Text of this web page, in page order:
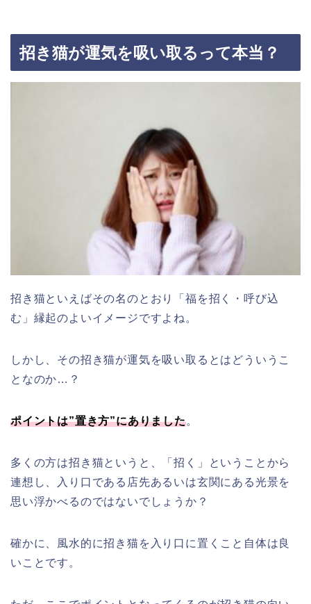
招き猫が運気を吸い取るって本当？
招き猫といえばその名のとおり「福を招く・呼び込
む」縁起のよいイメージですよね。
しかし、その招き猫が運気を吸い取るとはどういうこ
となのか…？
ポイントは”置き方”にありました。
多くの方は招き猫というと、「招く」ということから
連想し、入り口である店先あるいは玄関にある光景を
思い浮かべるのではないでしょうか？
確かに、風水的に招き猫を入り口に置くこと自体は良
いことです。